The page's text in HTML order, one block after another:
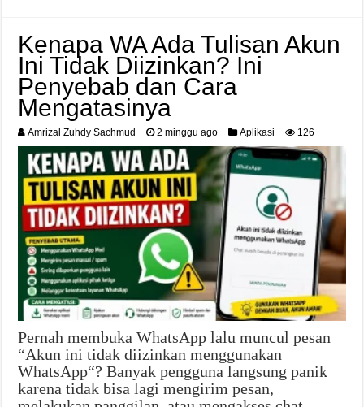
Kenapa WA Ada Tulisan Akun
Ini Tidak Diizinkan? Ini
Penyebab dan Cara
Mengatasinya
Amrizal Zuhdy Sachmud 2 minggu ago Aplikasi 126
Pernah membuka WhatsApp lalu muncul pesan
“Akun ini tidak diizinkan menggunakan
WhatsApp“? Banyak pengguna langsung panik
karena tidak bisa lagi mengirim pesan,